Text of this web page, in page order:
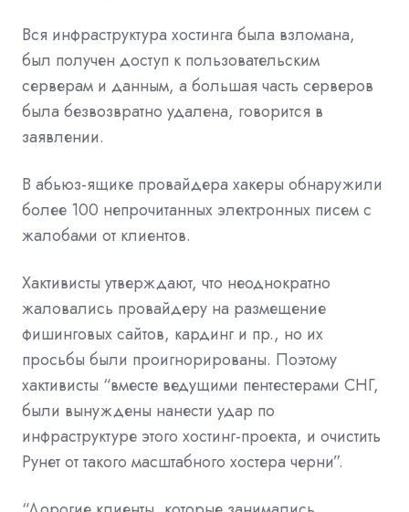
Вся инфраструктура хостинга была взломана,
был получен доступ к пользовательским
серверам и данным, а большая часть серверов
была безвозвратно удалена, говорится в
заявлении.
В абьюз-ящике провайдера хакеры обнаружили
более 100 непрочитанных электронных писем с
жалобами от клиентов.
Хактивисты утверждают, что неоднократно
жаловались провайдеру на размещение
фишинговых сайтов, кардинг и пр., но их
просьбы были проигнорированы. Поэтому
хактивисты “вместе ведущими пентестерами СНГ,
были вынуждены нанести удар по
инфраструктуре этого хостинг-проекта, и очистить
Рунет от такого масштабного хостера черни”.